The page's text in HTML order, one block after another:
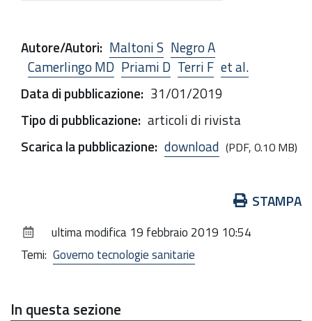
Autore/Autori: Maltoni S Negro A
Camerlingo MD Priami D Terri F et al.
Data di pubblicazione: 31/01/2019
Tipo di pubblicazione: articoli di rivista
Scarica la pubblicazione: download (PDF, 0.10 MB)
documento
STAMPA
ultima modifica 19 febbraio 2019 10:54
Temi: Governo tecnologie sanitarie
In questa sezione